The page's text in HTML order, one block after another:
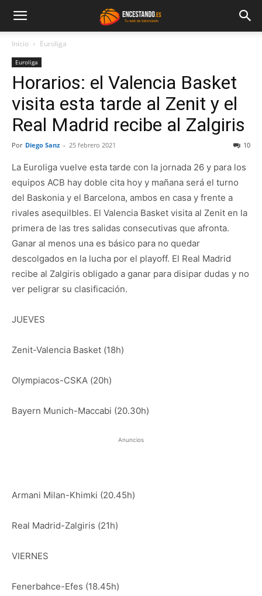
Inicio Euroliga
Euroliga
Horarios: el Valencia Basket
visita esta tarde al Zenit y el
Real Madrid recibe al Zalgiris
Por Diego Sanz - 25 febrero 2021 10
La Euroliga vuelve esta tarde con la jornada 26 y para los
equipos ACB hay doble cita hoy y mañana será el turno
del Baskonia y el Barcelona, ambos en casa y frente a
rivales asequilbles. El Valencia Basket visita al Zenit en la
primera de las tres salidas consecutivas que afronta.
Ganar al menos una es básico para no quedar
descolgados en la lucha por el playoff. El Real Madrid
recibe al Zalgiris obligado a ganar para disipar dudas y no
ver peligrar su clasificación.
JUEVES
Zenit-Valencia Basket (18h)
Olympiacos-CSKA (20h)
Bayern Munich-Maccabi (20.30h)
Anuncios
Armani Milan-Khimki (20.45h)
Real Madrid-Zalgiris (21h)
VIERNES
Fenerbahce-Efes (18.45h)